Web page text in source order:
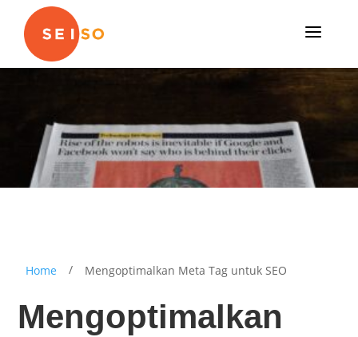
a
Home / Mengoptimalkan Meta Tag untuk SEO
Mengoptimalkan